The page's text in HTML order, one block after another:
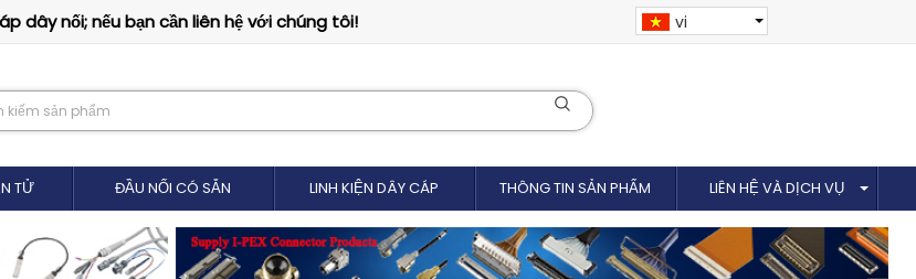
dây nối; nếu bạn cần liên hệ với chúng tôi! vi
TỬ ĐẦU NỐI CÓ SẴN LINH KIỆN DÂY CÁP THÔNG TIN SẢN PHẨM LIÊN HỆ VÀ DỊCH VỤ